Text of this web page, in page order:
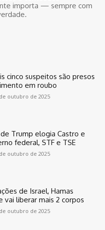
importa — sempre com
cinco suspeitos são presos
em roubo
outubro de 2025
Trump elogia Castro e
federal, STF e TSE
outubro de 2025
de Israel, Hamas
vai liberar mais 2 corpos
outubro de 2025